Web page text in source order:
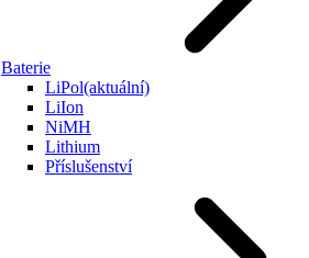
Baterie
LiPol(aktuální)
LiIon
NiMH
Lithium
Příslušenství